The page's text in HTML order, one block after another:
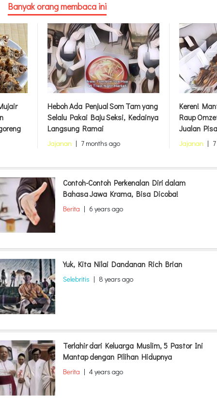
Banyak orang membaca ini
Heboh Ada Penjual Som Tam yang
Selalu Pakai Baju Seksi, Kedainya
Langsung Ramai
Jajanan | 7 months ago
Keren!
Raup
Jualan
Jajanan |
Contoh-Contoh Perkenalan Diri dalam
Bahasa Jawa Krama, Bisa Dicoba!
Berita | 6 years ago
Yuk, Kita Nilai Dandanan Rich Brian
Selebritis | 8 years ago
Terlahir dari Keluarga Muslim, 5 Pastor Ini
Mantap dengan Pilihan Hidupnya
Berita | 4 years ago